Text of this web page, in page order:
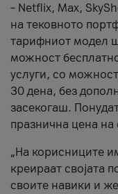
– Netflix, Max,
на тековното
тарифниот модел
можност
услуги, со
30 дена, без
засекогаш.
празнична цена
„На корисниците
креираат својата
своите навики и